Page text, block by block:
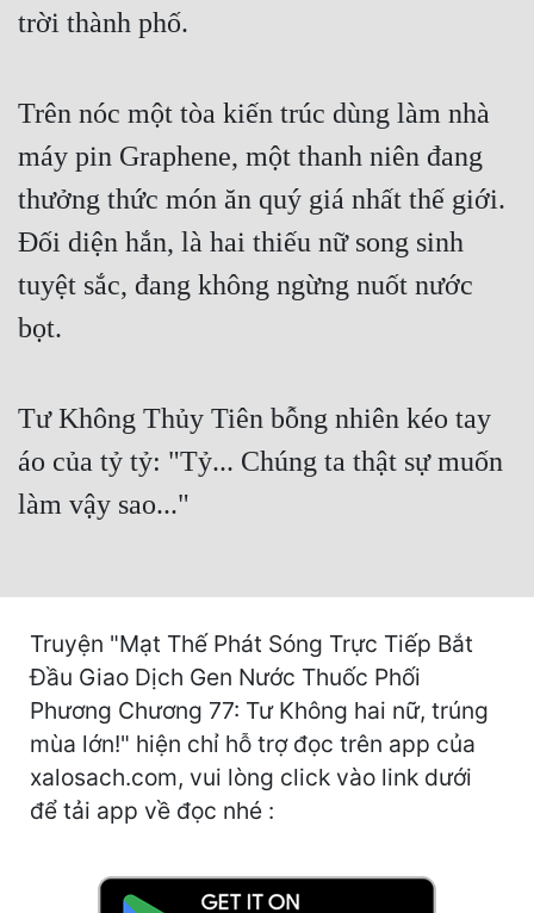
Dị Năng
Gia Đấu
Góc Nhìn Nam
Góc Nhìn Nữ
Huyền Huyễn
Huyền Nghi
Hài Hước
Kinh Dị
Kiếm Hiệp
Kỳ Huyễn
Kỳ Ảo
trời thành phố.
Trên nóc một tòa kiến trúc dùng làm nhà
máy pin Graphene, một thanh niên đang
thưởng thức món ăn quý giá nhất thế giới.
Đối diện hắn, là hai thiếu nữ song sinh
tuyệt sắc, đang không ngừng nuốt nước
bọt.
Tư Không Thủy Tiên bỗng nhiên kéo tay
áo của tỷ tỷ: "Tỷ... Chúng ta thật sự muốn
làm vậy sao..."
Truyện "Mạt Thế Phát Sóng Trực Tiếp Bắt
Đầu Giao Dịch Gen Nước Thuốc Phối
Phương Chương 77: Tư Không hai nữ, trúng
mùa lớn!" hiện chỉ hỗ trợ đọc trên app của
xalosach.com, vui lòng click vào link dưới
để tải app về đọc nhé :